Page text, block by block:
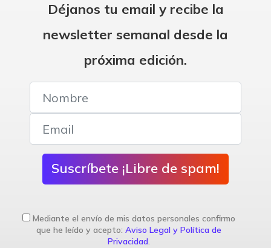
Déjanos tu email y recibe la
newsletter semanal desde la
próxima edición.
Suscríbete ¡Libre de spam!
Mediante el envío de mis datos personales confirmo
que he leído y acepto: Aviso Legal y Política de
Privacidad.